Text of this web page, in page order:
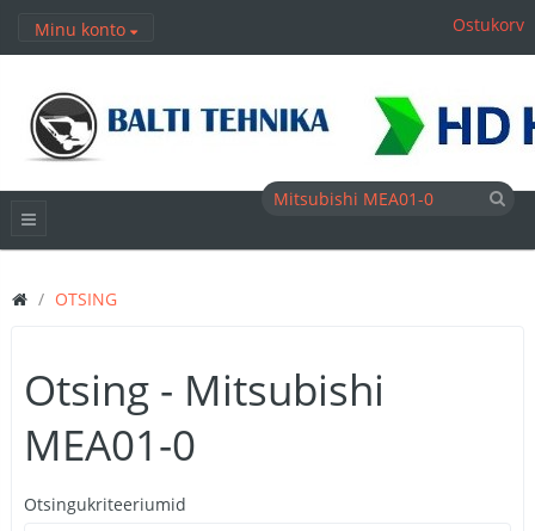
Minu konto Ostukorv
OTSING
Otsing - Mitsubishi
MEA01-0
Otsingukriteeriumid